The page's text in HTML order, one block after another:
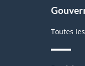
-
Toutes